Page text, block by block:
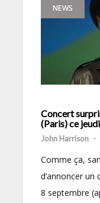
NEWS
Concert
(Paris) ce jeudi
John Harrison -
Comme ça,
d’annoncer un
8 septembre